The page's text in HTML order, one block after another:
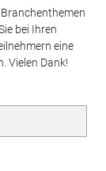
bei Ihren
eine
Vielen Dank!